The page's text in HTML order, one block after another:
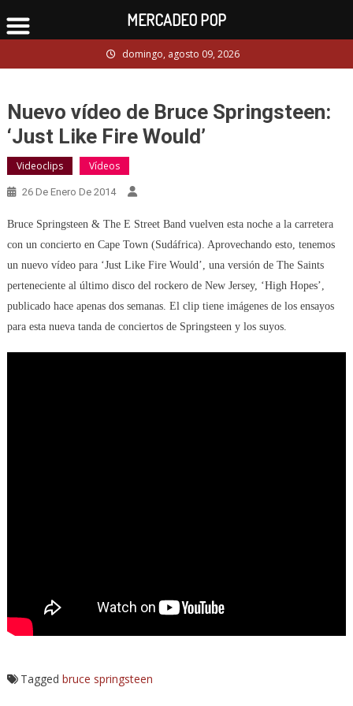
to
domingo, agosto 09, 2026
Nuevo vídeo de Bruce Springsteen:
‘Just Like Fire Would’
Videoclips Vídeos
26 De Enero De 2014
Bruce Springsteen & The E Street Band vuelven esta noche a la carretera
con un concierto en Cape Town (Sudáfrica). Aprovechando esto, tenemos
un nuevo vídeo para ‘Just Like Fire Would’, una versión de The Saints
perteneciente al último disco del rockero de New Jersey, ‘High Hopes’,
publicado hace apenas dos semanas. El clip tiene imágenes de los ensayos
para esta nueva tanda de conciertos de Springsteen y los suyos.
Tagged bruce springsteen
MERCADEO POP